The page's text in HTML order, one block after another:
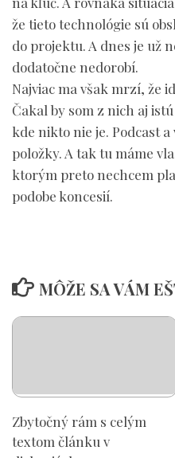
že tieto technológie sú
do projektu. A dnes je už
dodatočne nedorobí.
Najviac ma však mrzí, že
Čakal by som z nich aj
kde nikto nie je. Podcast
položky. A tak tu máme
ktorým preto nechcem
podobe koncesií.
MÔŽE SA VÁM
Zbytočný rám s celým
textom článku v